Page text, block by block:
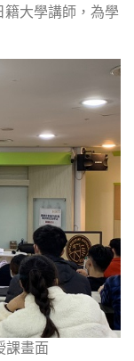
大學講師，為學
課畫面